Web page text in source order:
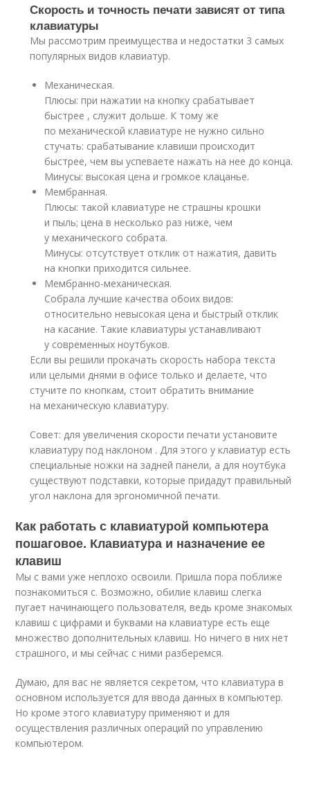
Скорость и точность печати зависят от типа
клавиатуры
Мы рассмотрим преимущества и недостатки 3 самых
популярных видов клавиатур.
Механическая.
Плюсы: при нажатии на кнопку срабатывает
быстрее , служит дольше. К тому же
по механической клавиатуре не нужно сильно
стучать: срабатывание клавиши происходит
быстрее, чем вы успеваете нажать на нее до конца.
Минусы: высокая цена и громкое клацанье.
Мембранная.
Плюсы: такой клавиатуре не страшны крошки
и пыль; цена в несколько раз ниже, чем
у механического собрата.
Минусы: отсутствует отклик от нажатия, давить
на кнопки приходится сильнее.
Мембранно-механическая.
Собрала лучшие качества обоих видов:
относительно невысокая цена и быстрый отклик
на касание. Такие клавиатуры устанавливают
у современных ноутбуков.
Если вы решили прокачать скорость набора текста
или целыми днями в офисе только и делаете, что
стучите по кнопкам, стоит обратить внимание
на механическую клавиатуру.
Совет: для увеличения скорости печати установите
клавиатуру под наклоном . Для этого у клавиатур есть
специальные ножки на задней панели, а для ноутбука
существуют подставки, которые придадут правильный
угол наклона для эргономичной печати.
Как работать с клавиатурой компьютера
пошаговое. Клавиатура и назначение ее
клавиш
Мы с вами уже неплохо освоили. Пришла пора поближе
познакомиться с. Возможно, обилие клавиш слегка
пугает начинающего пользователя, ведь кроме знакомых
клавиш с цифрами и буквами на клавиатуре есть еще
множество дополнительных клавиш. Но ничего в них нет
страшного, и мы сейчас с ними разберемся.
Думаю, для вас не является секретом, что клавиатура в
основном используется для ввода данных в компьютер.
Но кроме этого клавиатуру применяют и для
осуществления различных операций по управлению
компьютером.